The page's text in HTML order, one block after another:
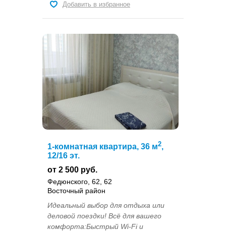
Добавить в избранное
1-комнатная квартира, 36 м2,
12/16 эт.
от 2 500 руб.
Федюнского, 62, 62
Восточный район
Идеальный выбор для отдыха или
деловой поездки! Всё для вашего
комфорта:Быстрый Wi-Fi и